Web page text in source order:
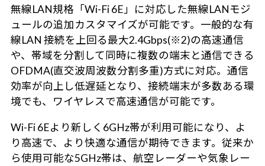
無線LAN規格「Wi-Fi 6E」に対応した無線LANモジ
ュールの追加カスタマイズが可能です。一般的な有
線LAN 接続を上回る最大2.4Gbps(※2)の高速通信
や、帯域を分割して同時に複数の端末と通信できる
OFDMA(直交波周波数分割多重)方式に対応。通信
効率が向上し低遅延となり、接続端末が多数ある環
境でも、ワイヤレスで高速通信が可能です。
Wi-Fi 6Eより新しく6GHz帯が利用可能になり、よ
り高速で、より快適な通信が期待できます。従来か
ら使用可能な5GHz帯は、航空レーダーや気象レー